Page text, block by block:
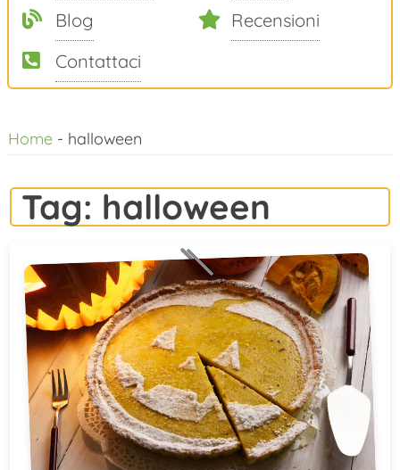
Blog
Recensioni
Contattaci
alHome- halloween
Tag: halloween